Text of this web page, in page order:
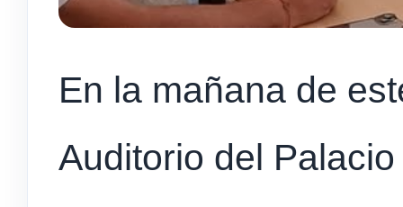
En la mañana de
Auditorio del